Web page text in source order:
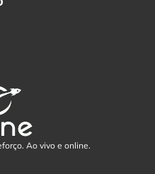
Ao vivo e online.